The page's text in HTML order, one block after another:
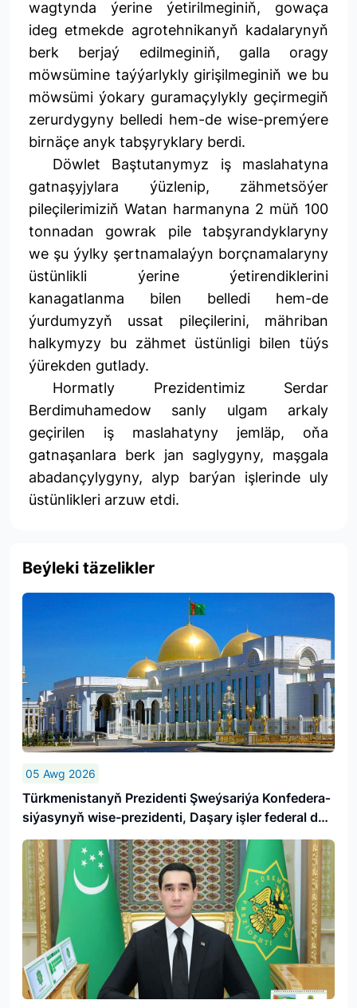
wagtynda ýerine ýetirilmeginiň, gowaça
ideg etmekde agrotehnikanyň kadalarynyň
berk berjaý edilmeginiň, galla oragy
möwsümine taýýarlykly girişilmeginiň we bu
möwsümi ýokary guramaçylykly geçirmegiň
zerurdygyny belledi hem-de wise-premýere
birnäçe anyk tabşyryklary berdi.
Döwlet Baştutanymyz iş maslahatyna
gatnaşyjylara ýüzlenip, zähmetsöýer
pileçilerimiziň Watan harmanyna 2 müň 100
tonnadan gowrak pile tabşyrandyklaryny
we şu ýylky şertnamalaýyn borçnamalaryny
üstünlikli ýerine ýetirendiklerini
kanagatlanma bilen belledi hem-de
ýurdumyzyň ussat pileçilerini, mähriban
halkymyzy bu zähmet üstünligi bilen tüýs
ýürekden gutlady.
Hormatly Prezidentimiz Serdar
Berdimuhamedow sanly ulgam arkaly
geçirilen iş maslahatyny jemläp, oňa
gatnaşanlara berk jan saglygyny, maşgala
abadançylygyny, alyp barýan işlerinde uly
üstünlikleri arzuw etdi.
Beýleki täzelikler
05 Awg 2026
Türk­me­nis­ta­nyň Prezidenti Şweý­sa­ri­ýa Kon­fe­de­ra­
si­ýa­sy­nyň wi­se-prezidenti, Da­şa­ry iş­ler fe­de­ral de­
par­ta­men­ti­niň baş­ly­gy­ny ka­bul et­di